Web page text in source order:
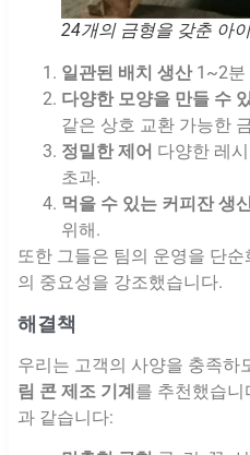
24개의 금형을 갖춘 아
일관된 배치 생산1~2분
다양한 모양을 만들 수
같은 상호 교환 가능한
정밀한 제어 다양한 레
초과.
먹을 수 있는 커피잔 생
위해.
또한 그들은 팀의 운영을 단
의 중요성을 강조했습니다.
해결책
우리는 고객의 사양을 충족하
림 콘 제조 기계를 추천했습
과 같습니다: